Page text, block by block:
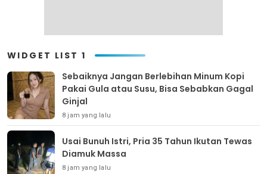
WIDGET LIST 1
Sebaiknya Jangan Berlebihan Minum Kopi
Pakai Gula atau Susu, Bisa Sebabkan Gagal
Ginjal
8 jam yang lalu
Usai Bunuh Istri, Pria 35 Tahun Ikutan Tewas
Diamuk Massa
8 jam yang lalu